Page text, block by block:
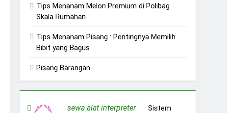
Tips Menanam Melon Premium di Polibag
Skala Rumahan
Tips Menanam Pisang : Pentingnya Memilih
Bibit yang Bagus
Pisang Barangan
sewa alat interpreteron Sistem